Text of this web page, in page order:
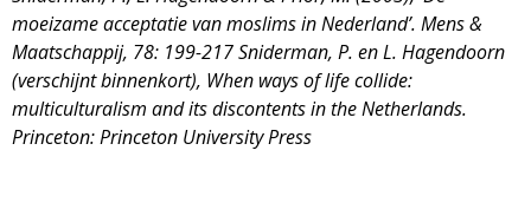
moeizame acceptatie van moslims in Nederland’. Mens &
Maatschappij, 78: 199-217 Sniderman, P. en L. Hagendoorn
(verschijnt binnenkort), When ways of life collide:
multiculturalism and its discontents in the Netherlands.
Princeton: Princeton University Press